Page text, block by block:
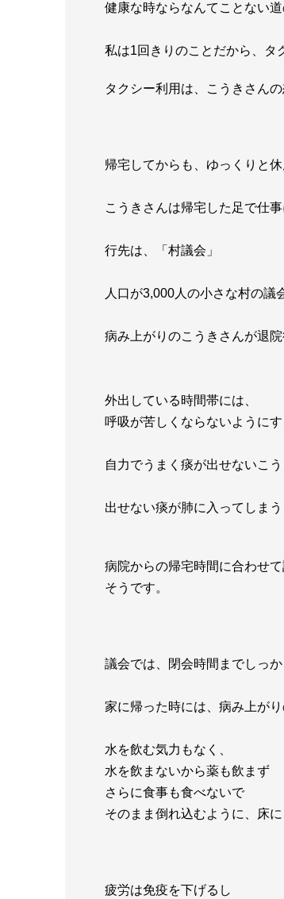
健康な時ならなんてことない
私は1回きりのことだから、タ
タクシー利用は、こうきさん
帰宅してからも、ゆっくりと
こうきさんは帰宅した足で仕
行先は、「村議会」
人口が3,000人の小さな村の議
病み上がりのこうきさんが退
外出している時間帯には、
呼吸が苦しくならないように
自力でうまく痰が出せないこ
出せない痰が肺に入ってしま
病院からの帰宅時間に合わせ
そうです。
議会では、閉会時間までしっか
家に帰った時には、病み上が
水を飲む気力もなく、
水を飲まないから薬も飲まず
さらに食事も食べないで
そのまま倒れ込むように、床
疲労は免疫を下げるし